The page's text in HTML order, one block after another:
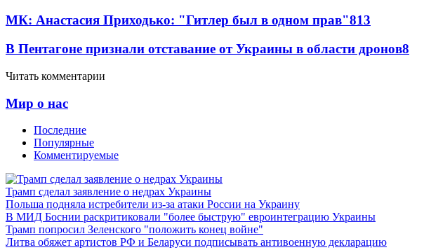
МК: Анастасия Приходько: "Гитлер был в одном прав"813
В Пентагоне признали отставание от Украины в области дронов8
Читать комментарии
Мир о нас
Последние
Популярные
Комментируемые
Трамп сделал заявление о недрах Украины
Польша подняла истребители из-за атаки России на Украину
В МИД Боснии раскритиковали "более быструю" евроинтеграцию Украины
Трамп попросил Зеленского "положить конец войне"
Литва обяжет артистов РФ и Беларуси подписывать антивоенную декларацию